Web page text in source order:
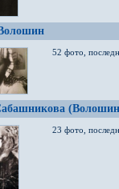
52 фото,
23 фото,